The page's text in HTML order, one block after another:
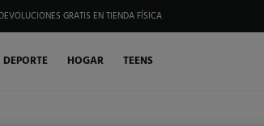
DEVOLUCIONES GRATIS EN TIENDA FÍSICA
DEPORTE HOGAR TEENS